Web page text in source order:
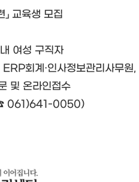
교육생 모집
여성 구직자
회계·인사정보관리사무
및 온라인접수
061)641-0050)